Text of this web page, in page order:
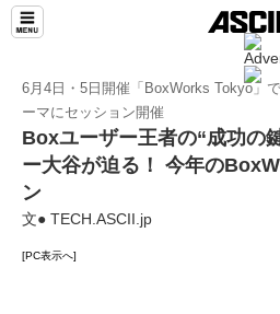
6月4日・5日開催「BoxWorks Tokyo」
ーマにセッション開催
Boxユーザー王者の“成功の
ー大谷が迫る！ 今年の
ン
文● TECH.ASCII.jp
[PC表示へ]